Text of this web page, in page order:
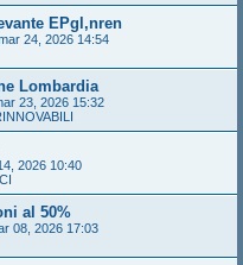
EPgl,nren
24, 2026 14:54
Lombardia
23, 2026 15:32
2026 10:40
al 50%
08, 2026 17:03